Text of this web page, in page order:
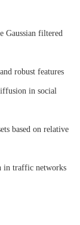
Gaussian filtered
robust features
in social
based on relative
in traffic networks